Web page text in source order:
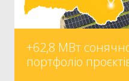
+62,8 МВт
портфоліо